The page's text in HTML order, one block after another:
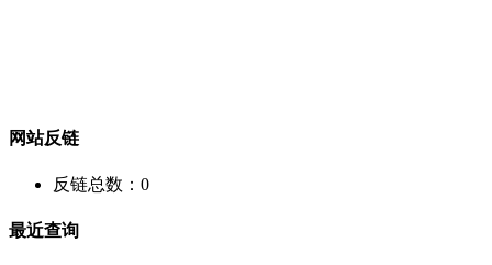
网站反链
反链总数： 0
最近查询